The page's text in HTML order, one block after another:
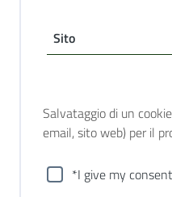
Sito
Salvataggio di un
email, sito web) per il
*I give my consent